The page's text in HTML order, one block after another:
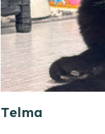
Telma